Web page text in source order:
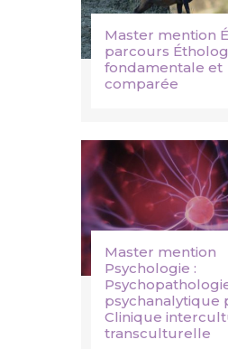
Master mention
parcours
fondamentale et
comparée
Master mention
Psychologie :
psychanalytique
Clinique
transculturelle